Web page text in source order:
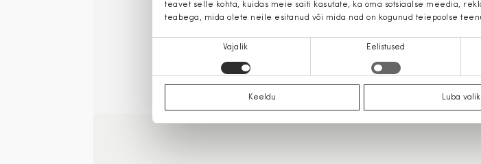
teavet selle kohta, kuidas meie saiti kasutate, ka oma sotsiaalse meedia,
teabega, mida olete neile esitanud või mida nad on kogunud teiepoolse
Vajalik Eelistused
Keeldu Luba valik